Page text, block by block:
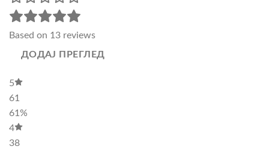
Based on 13 reviews
ДОДАЈ ПРЕГЛЕД
5
61
61%
4
38